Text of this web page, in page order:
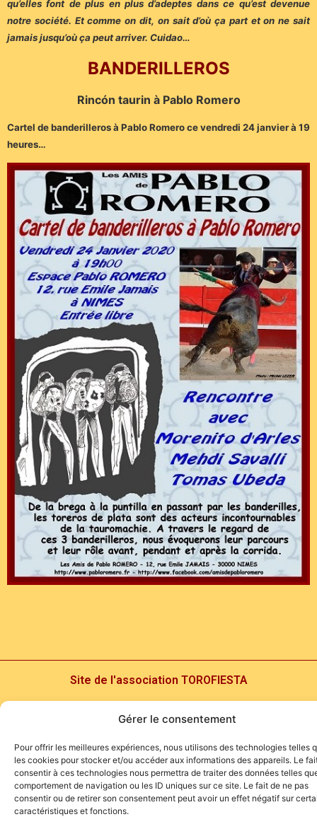
Gérer le consentement
Pour offrir les meilleures expériences, nous utilisons des technologies telles
les cookies pour stocker et/ou accéder aux informations des appareils. Le
consentir à ces technologies nous permettra de traiter des données telles
comportement de navigation ou les ID uniques sur ce site. Le fait de ne pas
consentir ou de retirer son consentement peut avoir un effet négatif sur
caractéristiques et fonctions.
qu’elles font de plus en plus d’adeptes dans ce qu’est devenue
notre société. Et comme on dit, on sait d’où ça part et on ne sait
jamais jusqu’où ça peut arriver. Cuidao…
BANDERILLEROS
Rincón taurin à Pablo Romero
Cartel de banderilleros à Pablo Romero ce vendredi 24 janvier à 19
heures…
Site de l'association TOROFIESTA